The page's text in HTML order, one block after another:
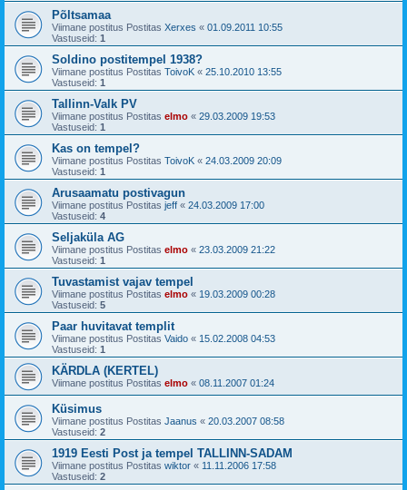
Põltsamaa
Viimane postitus Postitas Xerxes « 01.09.2011 10:55
Vastuseid: 1
Soldino postitempel 1938?
Viimane postitus Postitas ToivoK « 25.10.2010 13:55
Vastuseid: 1
Tallinn-Valk PV
Viimane postitus Postitas elmo « 29.03.2009 19:53
Vastuseid: 1
Kas on tempel?
Viimane postitus Postitas ToivoK « 24.03.2009 20:09
Vastuseid: 1
Arusaamatu postivagun
Viimane postitus Postitas jeff « 24.03.2009 17:00
Vastuseid: 4
Seljaküla AG
Viimane postitus Postitas elmo « 23.03.2009 21:22
Vastuseid: 1
Tuvastamist vajav tempel
Viimane postitus Postitas elmo « 19.03.2009 00:28
Vastuseid: 5
Paar huvitavat templit
Viimane postitus Postitas Vaido « 15.02.2008 04:53
Vastuseid: 1
KÄRDLA (KERTEL)
Viimane postitus Postitas elmo « 08.11.2007 01:24
Küsimus
Viimane postitus Postitas Jaanus « 20.03.2007 08:58
Vastuseid: 2
1919 Eesti Post ja tempel TALLINN-SADAM
Viimane postitus Postitas wiktor « 11.11.2006 17:58
Vastuseid: 2